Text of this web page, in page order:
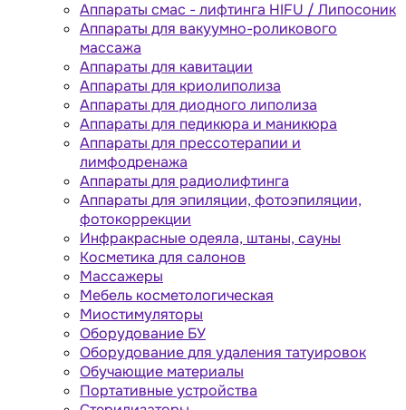
Аппараты cмас - лифтинга HIFU / Липосоник
Аппараты для вакуумно-роликового
массажа
Аппараты для кавитации
Аппараты для криолиполиза
Аппараты для диодного липолиза
Аппараты для педикюра и маникюра
Аппараты для прессотерапии и
лимфодренажа
Аппараты для радиолифтинга
Аппараты для эпиляции, фотоэпиляции,
фотокоррекции
Инфракрасные одеяла, штаны, сауны
Косметика для салонов
Массажеры
Мебель косметологическая
Миостимуляторы
Оборудование БУ
Оборудование для удаления татуировок
Обучающие материалы
Портативные устройства